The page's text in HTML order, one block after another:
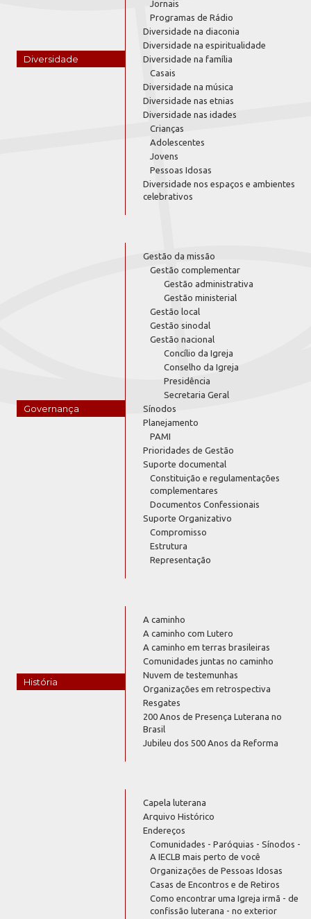
Diversidade
Jornais
Programas de Rádio
Diversidade na diaconia
Diversidade na espiritualidade
Diversidade na família
Casais
Diversidade na música
Diversidade nas etnias
Diversidade nas idades
Crianças
Adolescentes
Jovens
Pessoas Idosas
Diversidade nos espaços e ambientes
celebrativos
Governança
Gestão da missão
Gestão complementar
Gestão administrativa
Gestão ministerial
Gestão local
Gestão sinodal
Gestão nacional
Concílio da Igreja
Conselho da Igreja
Presidência
Secretaria Geral
Sínodos
Planejamento
PAMI
Prioridades de Gestão
Suporte documental
Constituição e regulamentações
complementares
Documentos Confessionais
Suporte Organizativo
Compromisso
Estrutura
Representação
História
A caminho
A caminho com Lutero
A caminho em terras brasileiras
Comunidades juntas no caminho
Nuvem de testemunhas
Organizações em retrospectiva
Resgates
200 Anos de Presença Luterana no
Brasil
Jubileu dos 500 Anos da Reforma
Capela luterana
Arquivo Histórico
Endereços
Comunidades - Paróquias - Sínodos -
A IECLB mais perto de você
Organizações de Pessoas Idosas
Casas de Encontros e de Retiros
Como encontrar uma Igreja irmã - de
confissão luterana - no exterior